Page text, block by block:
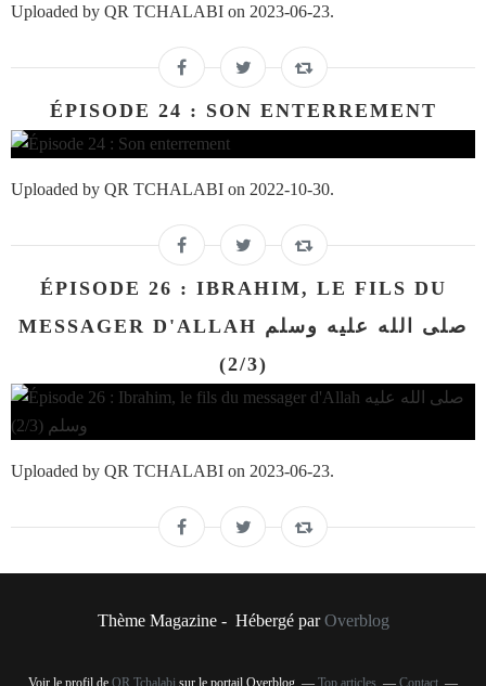
Uploaded by QR TCHALABI on 2023-06-23.
ÉPISODE 24 : SON ENTERREMENT
Uploaded by QR TCHALABI on 2022-10-30.
ÉPISODE 26 : IBRAHIM, LE FILS DU
MESSAGER D'ALLAH صلى الله عليه وسلم
(2/3)
Uploaded by QR TCHALABI on 2023-06-23.
Thème Magazine - Hébergé parOverblog
Voir le profil de QR Tchalabi sur le portail Overblog Top articles Contact